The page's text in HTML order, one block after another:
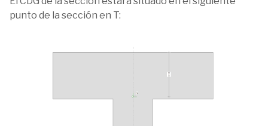
punto de la sección en T: